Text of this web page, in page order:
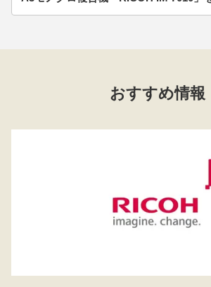
おすすめ情報